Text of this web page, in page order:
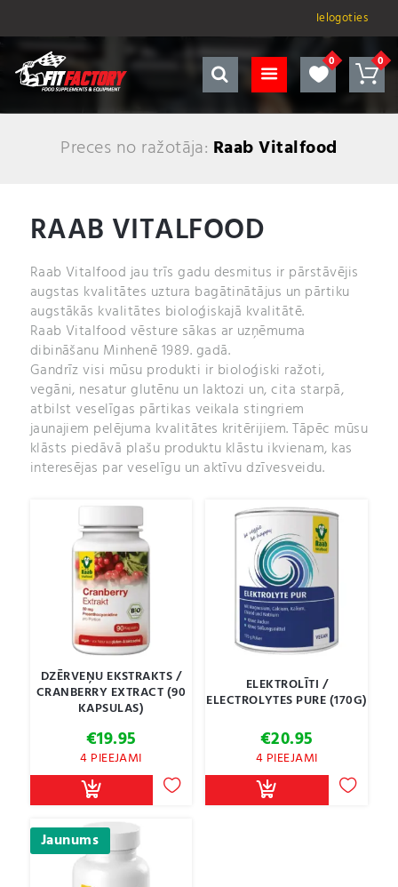
Ielogoties
Preces no ražotāja: Raab Vitalfood
RAAB VITALFOOD
Raab Vitalfood jau trīs gadu desmitus ir pārstāvējis
augstas kvalitātes uztura bagātinātājus un pārtiku
augstākās kvalitātes bioloģiskajā kvalitātē.
Raab Vitalfood vēsture sākas ar uzņēmuma
dibināšanu Minhenē 1989. gadā.
Gandrīz visi mūsu produkti ir bioloģiski ražoti,
vegāni, nesatur glutēnu un laktozi un, cita starpā,
atbilst veselīgas pārtikas veikala stingriem
jaunajiem pelējuma kvalitātes kritērijiem. Tāpēc mūsu
klāsts piedāvā plašu produktu klāstu ikvienam, kas
interesējas par veselīgu un aktīvu dzīvesveidu.
DZĒRVEŅU EKSTRAKTS /
CRANBERRY EXTRACT (90
KAPSULAS)
€19.95
4 PIEEJAMI
ELEKTROLĪTI /
ELECTROLYTES PURE (170G)
€20.95
4 PIEEJAMI
Jaunums